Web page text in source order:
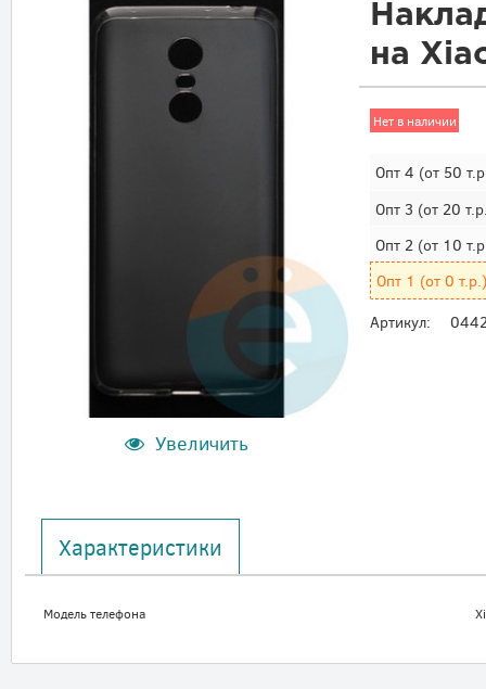
Увеличить
на
Нет в наличии
Опт 4 (от 50
Опт 3 (от 20
Опт 2(от 10
Опт 1 (от 0 т.р.)
Артикул:
Характеристики
Модель телефона